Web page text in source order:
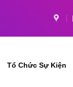
Tổ Chức Sự Kiện